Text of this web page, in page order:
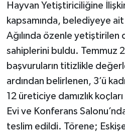
Hayvan Yetiştiriciliğine
kapsamında, belediyeye
Ağılında özenle yetiştirilen
sahiplerini buldu. Temmuz
başvuruların titizlikle
ardından belirlenen, 3’ü
12 üreticiye damızlık
Evi ve Konferans
teslim edildi. Törene;